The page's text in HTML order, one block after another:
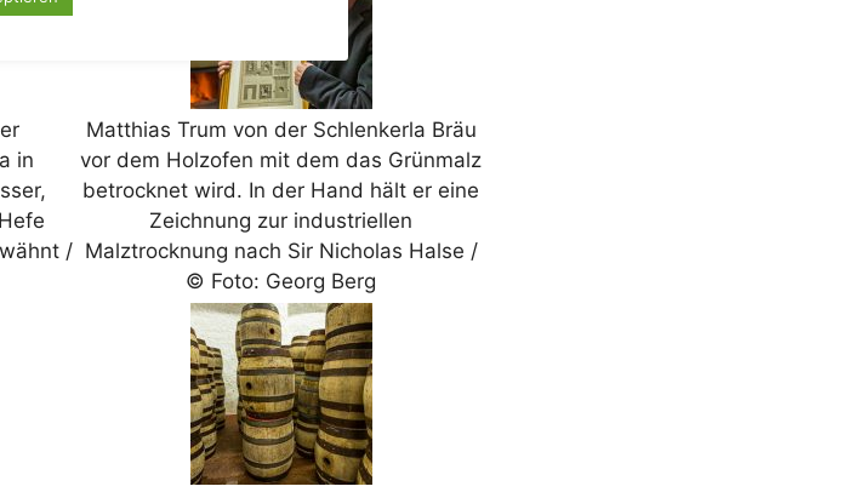
in
/
Matthias Trum von der Schlenkerla Bräu
vor dem Holzofen mit dem das Grünmalz
betrocknet wird. In der Hand hält er eine
Zeichnung zur industriellen
Malztrocknung nach Sir Nicholas Halse /
© Foto: Georg Berg